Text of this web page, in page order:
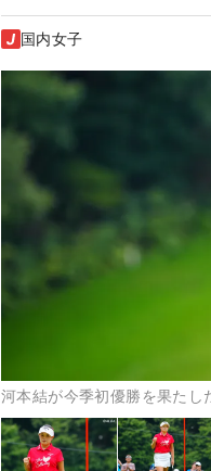
国内女子
河本結が今季初優勝を果たし